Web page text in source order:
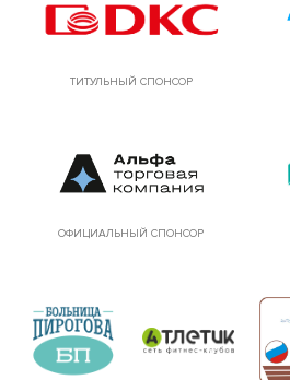
ТИТУЛЬНЫЙ СПОНСОР
ОФИЦИАЛЬНЫЙ СПОНСОР